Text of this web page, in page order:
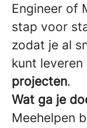
Engineer of
stap voor
zodat je al
kunt leveren
projecten.
Wat ga je
Meehelpen